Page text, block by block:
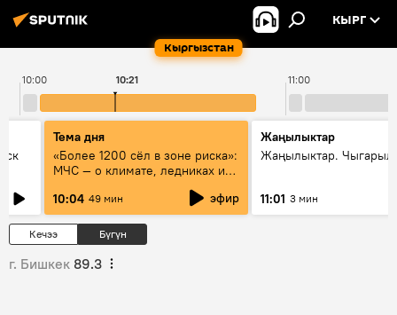
Кыргызстан
КЫРГ
10:00 11:00
10:21
Тема дня
«Более 1200 сёл в зоне риска»:
МЧС — о климате, ледниках и
населения
10:04 49 мин эфир
Жаңылыктар
Жаңылыктар.
11:01 3 мин
Кечээ Бүгүн
г. Бишкек 89.3